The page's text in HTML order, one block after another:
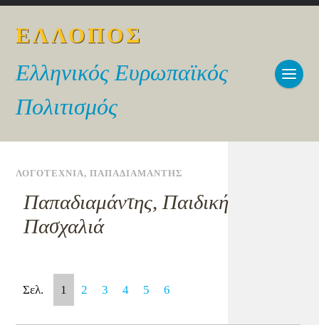
ΕΛΛΟΠΟΣ
Ελληνικός Ευρωπαϊκός
Πολιτισμός
ΛΟΓΟΤΕΧΝΙΑ,ΠΑΠΑΔΙΑΜΑΝΤΗΣ
Παπαδιαμάντης, Παιδική
Πασχαλιά
Σελ. 1 2 3 4 5 6